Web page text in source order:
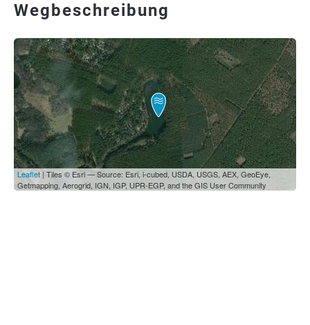
Wegbeschreibung
Leaflet | Tiles © Esri — Source: Esri, i-cubed, USDA, USGS, AEX, GeoEye,
Getmapping, Aerogrid, IGN, IGP, UPR-EGP, and the GIS User Community